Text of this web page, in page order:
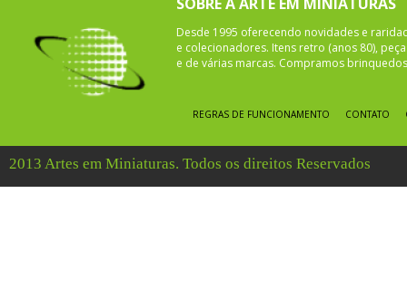
Desde 1995 oferecendo novidades e
e colecionadores. Itens retro (anos 80),
e de várias marcas. Compramos
REGRAS DE FUNCIONAMENTO CONTATO
2013 Artes em Miniaturas. Todos os direitos Reservados